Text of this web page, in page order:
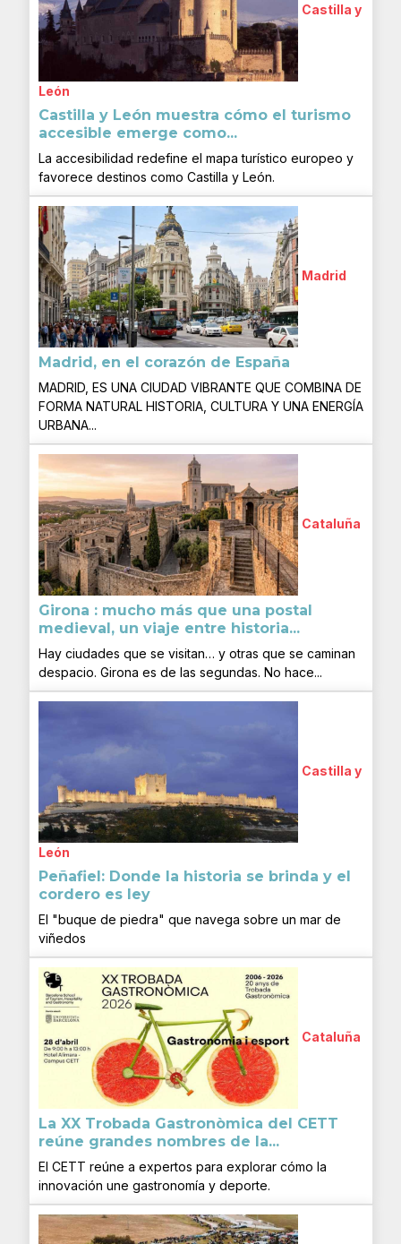
Castilla y
León
Castilla y León muestra cómo el turismo
accesible emerge como...
La accesibilidad redefine el mapa turístico europeo y
favorece destinos como Castilla y León.
Madrid
Madrid, en el corazón de España
MADRID, ES UNA CIUDAD VIBRANTE QUE COMBINA DE
FORMA NATURAL HISTORIA, CULTURA Y UNA ENERGÍA
URBANA...
Cataluña
Girona : mucho más que una postal
medieval, un viaje entre historia...
Hay ciudades que se visitan… y otras que se caminan
despacio. Girona es de las segundas. No hace...
Castilla y
León
Peñafiel: Donde la historia se brinda y el
cordero es ley
El "buque de piedra" que navega sobre un mar de
viñedos
Cataluña
La XX Trobada Gastronòmica del CETT
reúne grandes nombres de la...
El CETT reúne a expertos para explorar cómo la
innovación une gastronomía y deporte.